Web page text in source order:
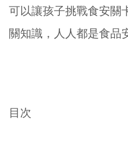
可以讓孩子挑戰食安關
關知識，人人都是食品
目次